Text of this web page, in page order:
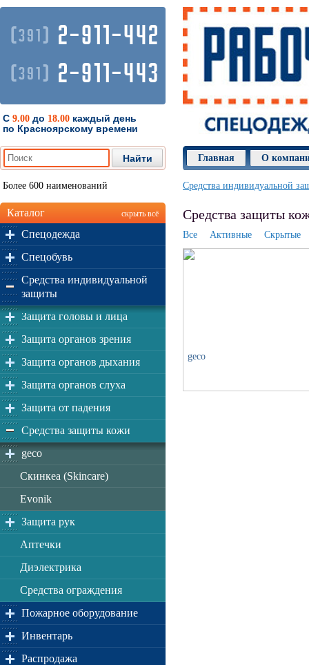
(391) 2-911-442
(391) 2-911-443
С 9.00 до 18.00 каждый день
по Красноярскому времени
Главная О
Более 600 наименований
Каталог скрыть всё
Спецодежда
Спецобувь
Средства индивидуальной
защиты
Защита головы и лица
Защита органов зрения
Защита органов дыхания
Защита органов слуха
Защита от падения
Средства защиты кожи
geco
Скинкеа (Skincare)
Evonik
Защита рук
Аптечки
Диэлектрика
Средства ограждения
Пожарное оборудование
Инвентарь
Распродажа
Средства индивидуальной
Средства защиты
Все Активные Скрытые
geco